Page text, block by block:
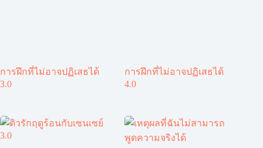
การฝึกที่ไม่อาจปฏิเสธได้
3.0
การฝึกที่ไม่อาจปฏิเสธได้
4.0